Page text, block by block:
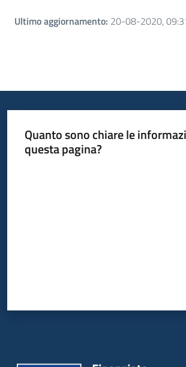
Ultimo aggiornamento: 20-08-2020,
Quanto sono chiare le
questa pagina?